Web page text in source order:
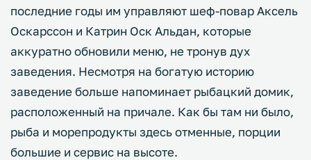
последние годы им управляют шеф-повар Аксель
Оскарссон и Катрин Оск Альдан, которые
аккуратно обновили меню, не тронув дух
заведения. Несмотря на богатую историю
заведение больше напоминает рыбацкий домик,
расположенный на причале. Как бы там ни было,
рыба и морепродукты здесь отменные, порции
большие и сервис на высоте.